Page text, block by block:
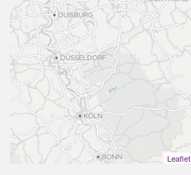
Leaflet